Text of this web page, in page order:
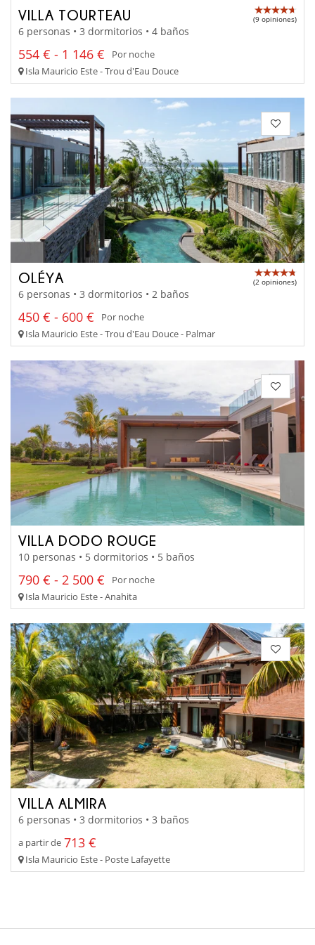
VILLA TOURTEAU (9 opiniones)
6 personas • 3 dormitorios • 4 baños
554 € - 1 146 €
Por noche
Isla Mauricio Este - Trou d'Eau Douce
OLÉYA (2 opiniones)
6 personas • 3 dormitorios • 2 baños
450 € - 600 €
Por noche
Isla Mauricio Este - Trou d'Eau Douce - Palmar
VILLA DODO ROUGE
10 personas • 5 dormitorios • 5 baños
790 € - 2 500 €
Por noche
Isla Mauricio Este - Anahita
VILLA ALMIRA
6 personas • 3 dormitorios • 3 baños
a partir de 713 €
Isla Mauricio Este - Poste Lafayette